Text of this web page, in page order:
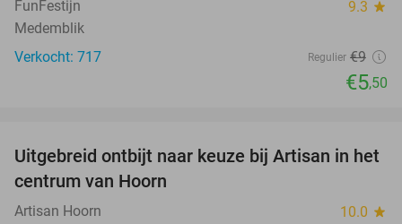
FunFestijn 9.3 star
Medemblik
Verkocht: 717
Regulier €9
€5,50
30%
Uitgebreid ontbijt naar keuze bij Artisan in het
centrum van Hoorn
Artisan Hoorn 10.0 star